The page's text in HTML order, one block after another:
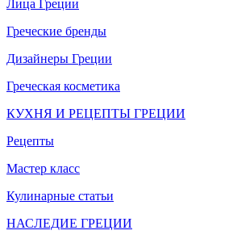
Лица Греции
Греческие бренды
Дизайнеры Греции
Греческая косметика
КУХНЯ И РЕЦЕПТЫ ГРЕЦИИ
Рецепты
Мастер класс
Кулинарные статьи
НАСЛЕДИЕ ГРЕЦИИ